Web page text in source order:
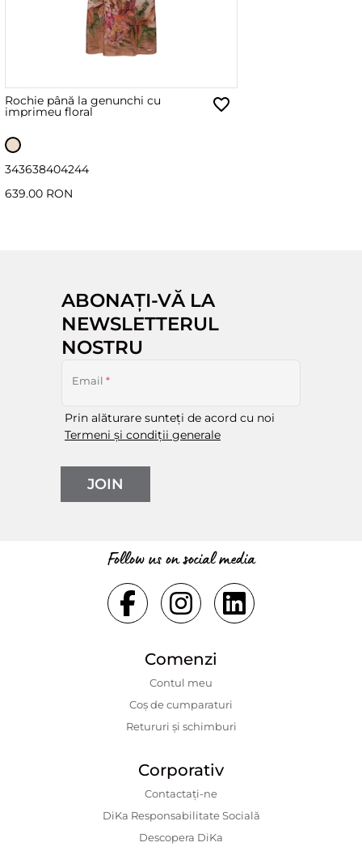
Rochie până la genunchi cu
imprimeu floral
343638404244
639.00 RON
ABONAȚI-VĂ LA
NEWSLETTERUL
NOSTRU
Email *
Prin alăturare sunteți de acord cu noi
Termeni și condiții generale
JOIN
Follow us on social media
Comenzi
Contul meu
Coș de cumparaturi
Retururi și schimburi
Corporativ
Contactaţi-ne
DiKa Responsabilitate Socială
Descopera DiKa